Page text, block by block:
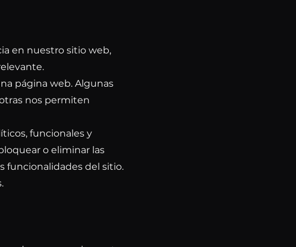
en nuestro sitio web,
página web. Algunas
nos permiten
funcionales y
o eliminar las
funcionalidades del sitio.